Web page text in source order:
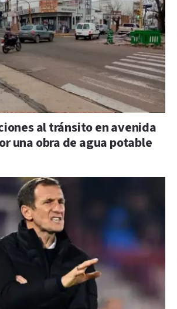
al tránsito en avenida
una obra de agua potable